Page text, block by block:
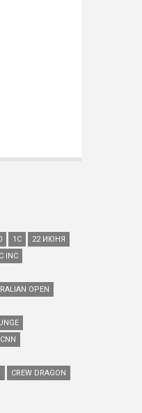
1С
22 ИЮНЯ
INC
OPEN
CNN
CREW DRAGON